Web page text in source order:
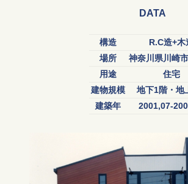
DATA
構造
R.C造+木
場所
神奈川県川崎
用途
住宅
建物規模
地下1階・地
建築年
2001,07-